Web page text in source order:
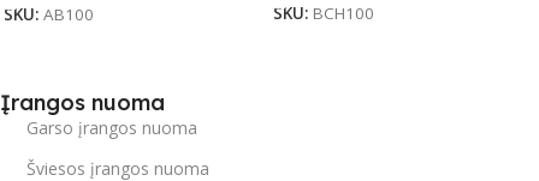
SKU: AB100
SKU: BCH100
Įrangos nuoma
Garso įrangos nuoma
Šviesos įrangos nuoma